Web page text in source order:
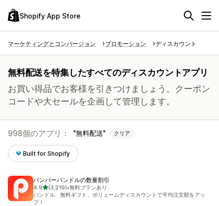
Shopify App Store
マーケティングとコンバージョン プロモーション ディスカウント
無料配送を特集したすべてのディスカウントアプリ
お買い得品でお客様を引きつけましょう。クーポン
コードや大セールを企画して管理します。
998個のアプリ： 無料配送 クリア
Built for Shopify
パンパーバンドルの数量割引
4.95つ星中
(3,219)
合計レビュー数：3219件
•無料プランあり
バンドル、無料ギフト、ボリュームディスカウントで平均注文額をアッ
プ！